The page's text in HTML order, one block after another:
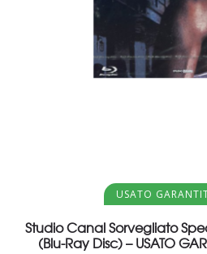
Aggiungi al
USATO
Studio Canal Sorvegliato
(Blu-Ray Disc) – USATO